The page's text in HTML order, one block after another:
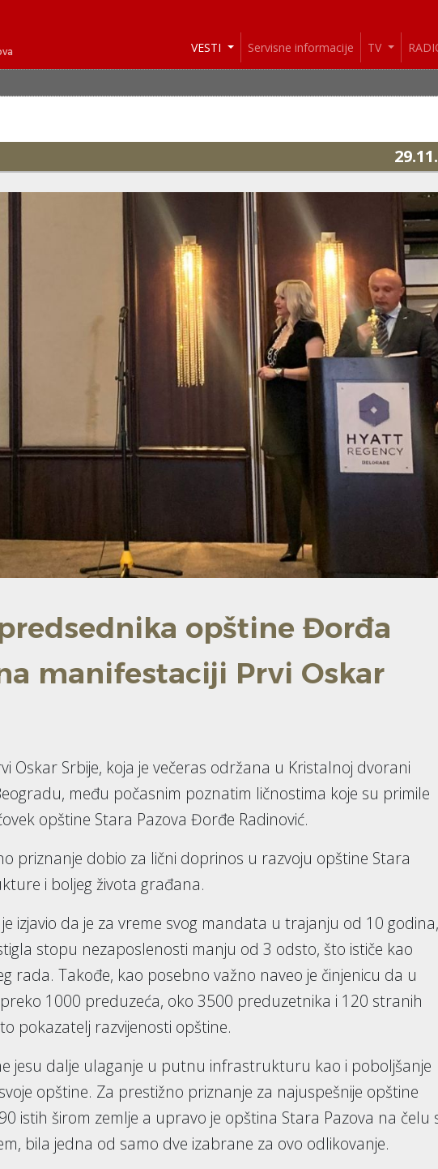
VESTI Servisne informacije TV
opštine Đorđa
manifestaciji Prvi Oskar
Oskar Srbije, koja je večeras održana u Kristalnoj dvorani
među počasnim poznatim ličnostima koje su primile
opštine Stara Pazova Đorđe Radinović.
priznanje dobio za lični doprinos u razvoju opštine Stara
i boljeg života građana.
izjavio da je za vreme svog mandata u trajanju od 10 godina,
stopu nezaposlenosti manju od 3 odsto, što ističe kao
rada. Takođe, kao posebno važno naveo je činjenicu da u
1000 preduzeća, oko 3500 preduzetnika i 120 stranih
pokazatelj razvijenosti opštine.
jesu dalje ulaganje u putnu infrastrukturu kao i poboljšanje
opštine. Za prestižno priznanje za najuspešnije opštine
istih širom zemlje a upravo je opština Stara Pazova na čelu
bila jedna od samo dve izabrane za ovo odlikovanje.